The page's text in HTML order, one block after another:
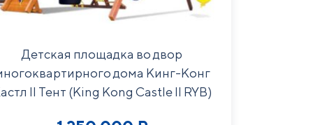
Детская площадка во двор
дома Кинг-Конг
II Тент (King Kong Castle II RYB)